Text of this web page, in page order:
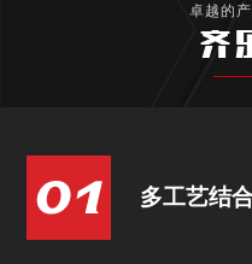
卓越的
齐
多工艺结